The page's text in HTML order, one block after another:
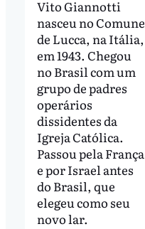
Vito Giannotti
nasceu no Comune
de Lucca, na Itália,
em 1943. Chegou
no Brasil com um
grupo de padres
operários
dissidentes da
Igreja Católica.
Passou pela França
e por Israel antes
do Brasil, que
elegeu como seu
novo lar.